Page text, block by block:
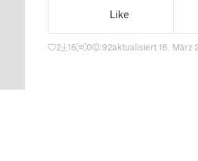
Like
2 16 0 92aktualisiert 16. März